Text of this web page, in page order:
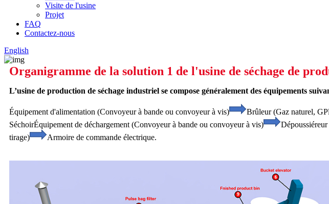
Visite de l'usine
Projet
FAQ
Contactez-nous
English
Organigramme de la solution 1 de l'usine de séchage de
L’usine de production de séchage industriel se compose généralement des équipements
Équipement d'alimentation (Convoyeur à bande ou convoyeur à vis) Brûleur (Gaz naturel,
SéchoirÉquipement de déchargement (Convoyeur à bande ou convoyeur à vis)
tirage)
Armoire de commande électrique.